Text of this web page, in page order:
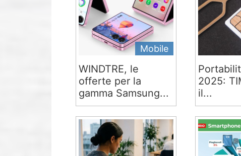
Mobile
WINDTRE, le
offerte per la
gamma Samsung...
2025:
il...